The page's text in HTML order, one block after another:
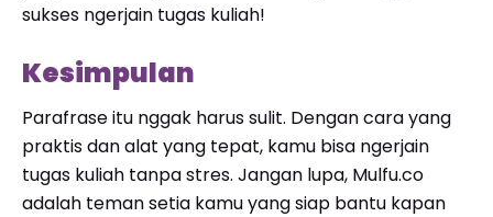
sukses ngerjain tugas kuliah!
Kesimpulan
Parafrase itu nggak harus sulit. Dengan cara yang
praktis dan alat yang tepat, kamu bisa ngerjain
tugas kuliah tanpa stres. Jangan lupa, Mulfu.co
adalah teman setia kamu yang siap bantu kapan